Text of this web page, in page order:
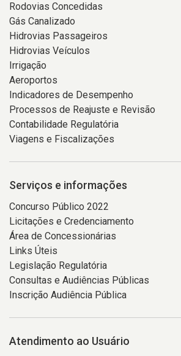
Rodovias Concedidas
Gás Canalizado
Hidrovias Passageiros
Hidrovias Veículos
Irrigação
Aeroportos
Indicadores de Desempenho
Processos de Reajuste e Revisão
Contabilidade Regulatória
Viagens e Fiscalizações
Serviços e informações
Concurso Público 2022
Licitações e Credenciamento
Área de Concessionárias
Links Úteis
Legislação Regulatória
Consultas e Audiências Públicas
Inscrição Audiência Pública
Atendimento ao Usuário